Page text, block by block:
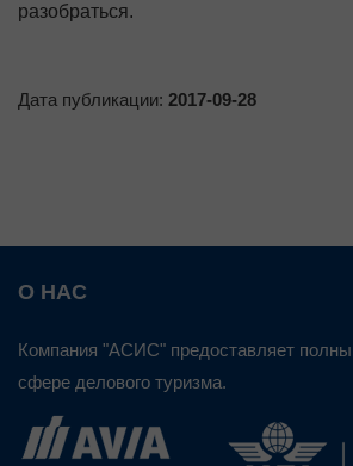
разобраться.
Дата публикации: 2017-09-28
О НАС
Компания "АСИС" предоставляет
сфере делового туризма.